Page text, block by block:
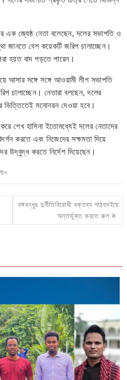
এক জ্যেষ্ঠ নেতা বলেছেন, দলের সভাপতি ও
জানতে বেশ কয়েকটি জরিপ চালাচ্ছেন।
হয়ত বাদ পড়তে পারেন।
আসার সঙ্গে সঙ্গে আওয়ামী লীগ সভাপতি
চালাচ্ছেন। নেতারা বলছেন, দলের
ভিত্তিতেই মনোনয়ন দেওয়া হবে।
করে শেখ হাসিনা ইতোমধ্যেই দলের নেতাদের
করতে এবং নিজেদের সক্ষমতা দিয়ে
উদ্বুদ্ধ করতে নির্দেশ দিয়েছেন।
বঙ্গবন্ধুর দুর্নীতিবিরোধী বক্তব্য পাঠ্যবইয়ে
অন্তর্ভুক্ত করতে রুল